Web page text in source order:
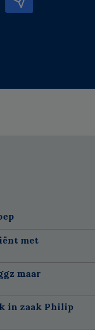
met
maar
in zaak Philip